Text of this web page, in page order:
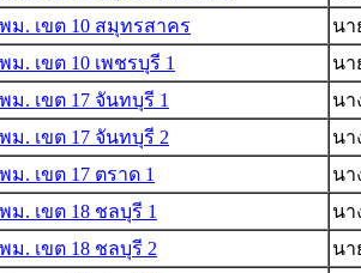
ม. เขต 10 สมุทรสาคร
นา
ม. เขต 10 เพชรบุรี 1
นา
ม. เขต 17 จันทบุรี 1
นา
ม. เขต 17 จันทบุรี 2
นา
ม. เขต 17 ตราด 1
นา
ม. เขต 18 ชลบุรี 1
นา
ม. เขต 18 ชลบุรี 2
นา